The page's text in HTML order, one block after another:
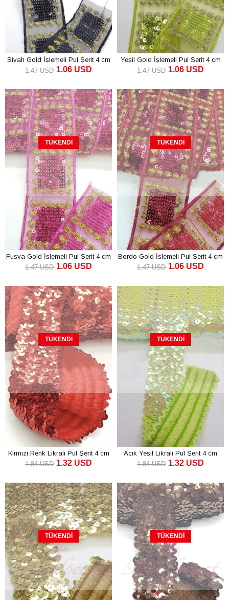
Siyah Gold İşlemeli Pul Şerit 4 cm
1.06 USD
1.47 USD
Yeşil Gold İşlemeli Pul Şerit 4 cm
1.06 USD
1.47 USD
TÜKENDI
Fuşya Gold İşlemeli Pul Şerit 4 cm
1.06 USD
1.47 USD
TÜKENDI
Bordo Gold İşlemeli Pul Şerit 4 cm
1.06 USD
1.47 USD
TÜKENDI
Kırmızı Renk Likralı Pul Şerit 4 cm
1.32 USD
1.84 USD
TÜKENDI
Açık Yeşil Likralı Pul Şerit 4 cm
1.32 USD
1.84 USD
TÜKENDI TÜKENDI